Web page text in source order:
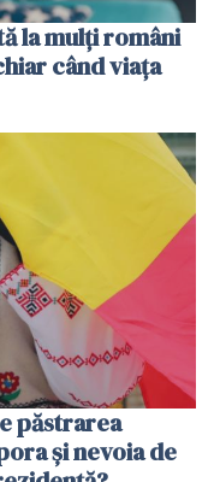
la mulți români
când viața
păstrarea
și nevoia de